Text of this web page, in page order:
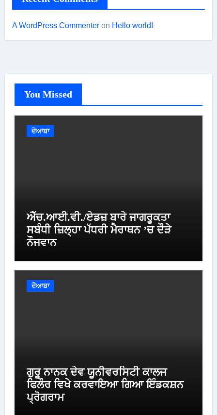
A WordPress Commenteron Hello world!
You Missed
ਦੋਆਬਾ
ਐੱਚ.ਆਈ.ਵੀ./ਏਡਜ਼ ਬਾਰੇ ਜਾਗਰੂਕਤਾ
ਸਬੰਧੀ ਜ਼ਿਲ੍ਹਾ ਪੱਧਰੀ ਮੈਰਾਥਨ ’ਚ ਦੌੜੇ
ਨੌਜਵਾਨ
ਦੋਆਬਾ
ਗੁਰੂ ਨਾਨਕ ਦੇਵ ਯੂਨੀਵਰਸਿਟੀ ਕਾਲਜ
ਫਿਲੌਰ ਵਿਖੇ ਕਰਵਾਇਆ ਗਿਆ ਇੰਡਕਸ਼ਨ
ਪ੍ਰੋਗਰਾਮ